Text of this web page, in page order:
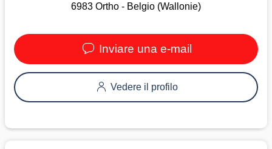
6983 Ortho - Belgio (Wallonie)
Inviare una e-mail
Vedere il profilo